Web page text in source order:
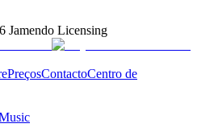
Jamendo Licensing
PreçosContactoCentro de